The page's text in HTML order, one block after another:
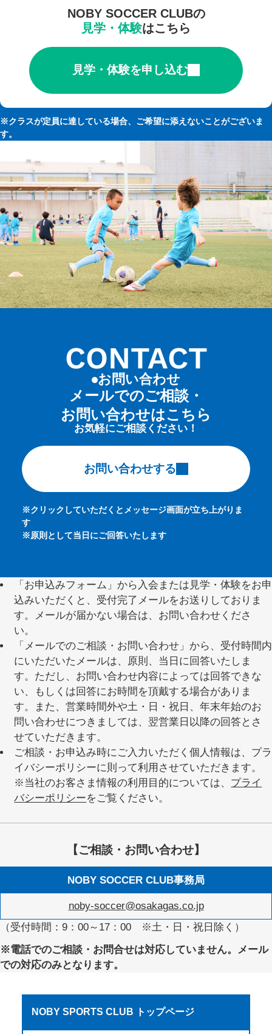
NOBY SOCCER CLUBの
見学・体験はこちら
見学・体験を申し込む
※クラスが定員に達している場合、ご希望に添えないことがございま
す。
CONTACT
お問い合わせ
メールでのご相談・
お問い合わせはこちら
お気軽にご相談ください！
お問い合わせする
※クリックしていただくとメッセージ画面が立ち上がりま
す
※原則として当日にご回答いたします
「お申込みフォーム」から入会または見学・体験をお申
込みいただくと、受付完了メールをお送りしておりま
す。メールが届かない場合は、お問い合わせくださ
い。
「メールでのご相談・お問い合わせ」から、受付時間内
にいただいたメールは、原則、当日に回答いたしま
す。ただし、お問い合わせ内容によっては回答できな
い、もしくは回答にお時間を頂戴する場合がありま
す。また、営業時間外や土・日・祝日、年末年始のお
問い合わせにつきましては、翌営業日以降の回答とさ
せていただきます。
ご相談・お申込み時にご入力いただく個人情報は、プラ
イバシーポリシーに則って利用させていただきます。
※当社のお客さま情報の利用目的については、 プライ
バシーポリシーをご覧ください。
【ご相談・お問い合わせ】
NOBY SOCCER CLUB事務局
noby-soccer@osakagas.co.jp
（受付時間：9：00～17：00 ※土・日・祝日除く）
※電話でのご相談・お問合せは対応していません。メール
での対応のみとなります。
NOBY SPORTS CLUB トップページ